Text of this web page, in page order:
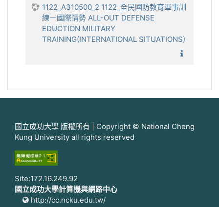
1122_A310500_2 1122_全民國防教育軍事訓
練－國際情勢 ALL-OUT DEFENSE
EDUCTION MILITARY
TRAINING(INTERNATIONAL SITUATIONS)
國立成功大學 版權所有 | Copyright © National Cheng
Kung University all rights reserved
Site:172.16.249.92
國立成功大學計算機與網路中心
http://cc.ncku.edu.tw/